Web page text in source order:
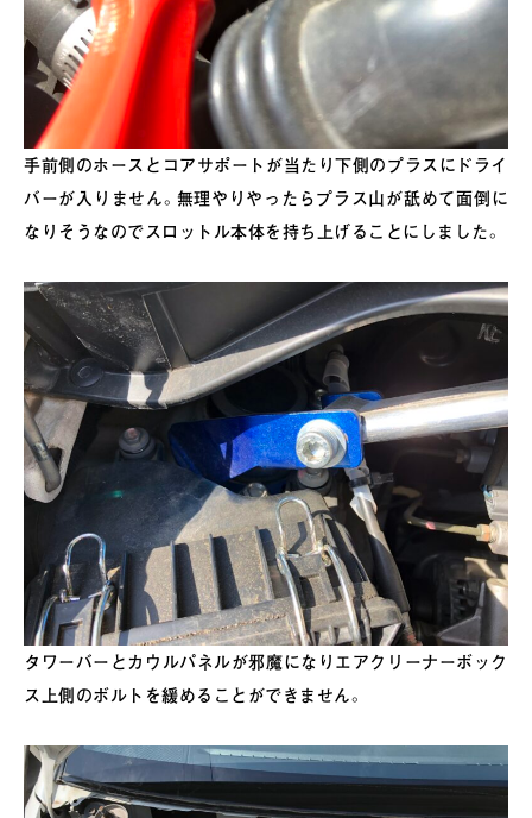
手前側のホースとコアサポートが当たり下側のプラスにドライ
バーが入りません。無理やりやったらプラス山が舐めて面倒に
なりそうなのでスロットル本体を持ち上げることにしました。
タワーバーとカウルパネルが邪魔になりエアクリーナーボック
ス上側のボルトを緩めることができません。